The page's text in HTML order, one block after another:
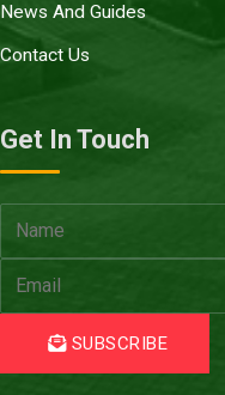
News And Guides
Contact Us
Get In Touch
SUBSCRIBE